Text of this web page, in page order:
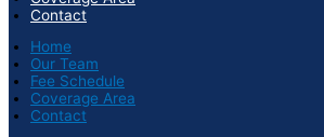
Contact
Home
Our Team
Fee Schedule
Coverage Area
Contact